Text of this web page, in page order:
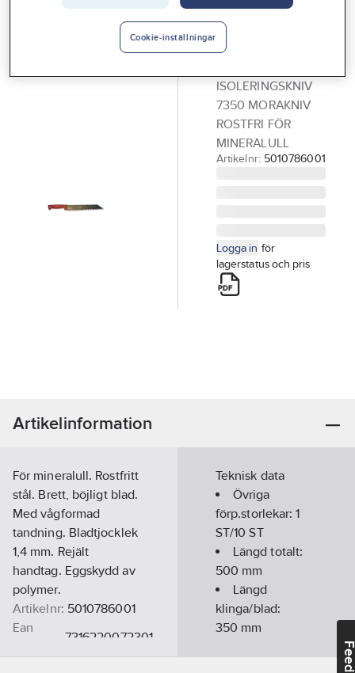
Isoleringskniv,
Morakniv
ISOLERINGSKNIV
7350 MORAKNIV
ROSTFRI FÖR
MINERALULL
Artikelnr: 5010786001
Logga in för
lagerstatus och pris
Artikelinformation
För mineralull. Rostfritt
stål. Brett, böjligt blad.
Med vågformad
tandning. Bladtjocklek
1,4 mm. Rejält
handtag. Eggskydd av
polymer.
Artikelnr: 5010786001
Ean
7316220072301
Teknisk data
Övriga
förp.storlekar:1
ST/10 ST
Längd totalt:
500 mm
Längd
klinga/blad:
350 mm
Cookie-inställningar